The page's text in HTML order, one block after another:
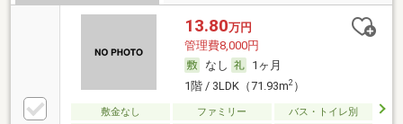
13.80万円
管理費8,000円
なし
1ヶ月
1階 / 3LDK（71.93m2）
敷金なし ファミリー
バス・トイレ別